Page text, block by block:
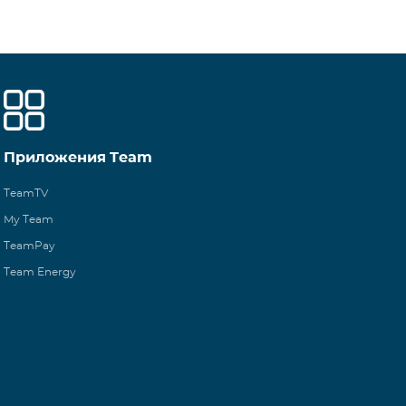
Приложения Team
TeamTV
My Team
TeamPay
Team Energy